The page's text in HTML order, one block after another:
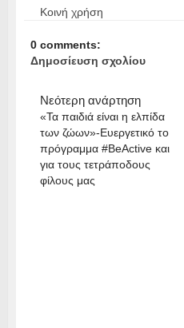
Κοινή χρήση
0 comments:
Δημοσίευση σχολίου
Νεότερη ανάρτηση
«Τα παιδιά είναι η ελπίδα
των ζώων»-Ευεργετικό το
πρόγραμμα #BeActive και
για τους τετράποδους
φίλους μας